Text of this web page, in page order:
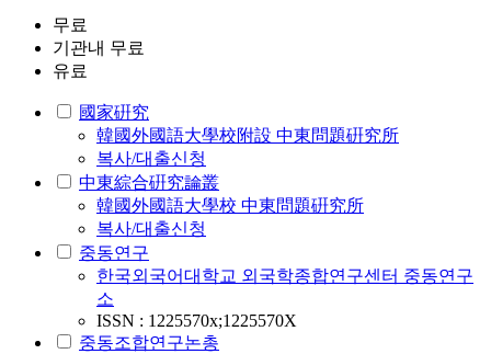
무료
기관내 무료
유료
國家硏究
韓國外國語大學校附設 中東問題硏究所
복사/대출신청
中東綜合硏究論叢
韓國外國語大學校 中東問題硏究所
복사/대출신청
중동연구
한국외국어대학교 외국학종합연구센터 중동연구
소
ISSN : 1225570x;1225570X
중동조합연구논총